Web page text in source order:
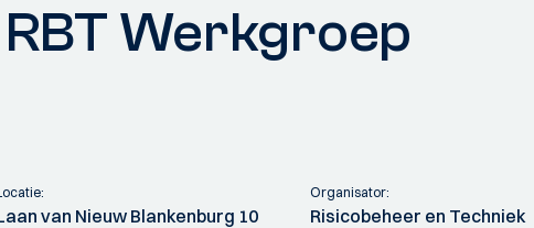
Werkgroep
van Nieuw Blankenburg 10
Organisator:
Risicobeheer en Techniek